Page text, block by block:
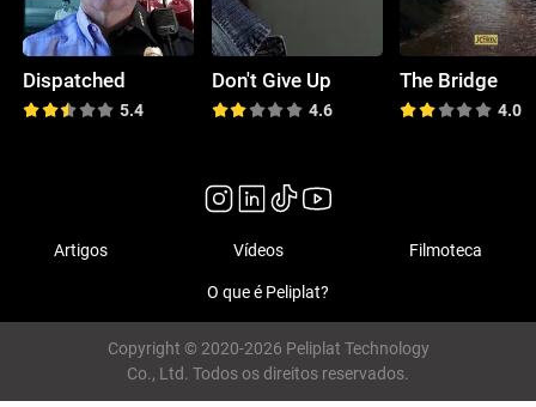
Dispatched
5.4
Don't Give Up
4.6
The Bridge
4.0
Artigos Vídeos Filmoteca
O que é Peliplat?
Copyright © 2020-2026 Peliplat Technology
Co., Ltd. Todos os direitos reservados.